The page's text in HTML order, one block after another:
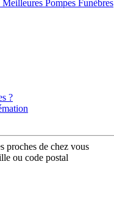
Pompes Funèbres
?
proches de chez vous
ou code postal